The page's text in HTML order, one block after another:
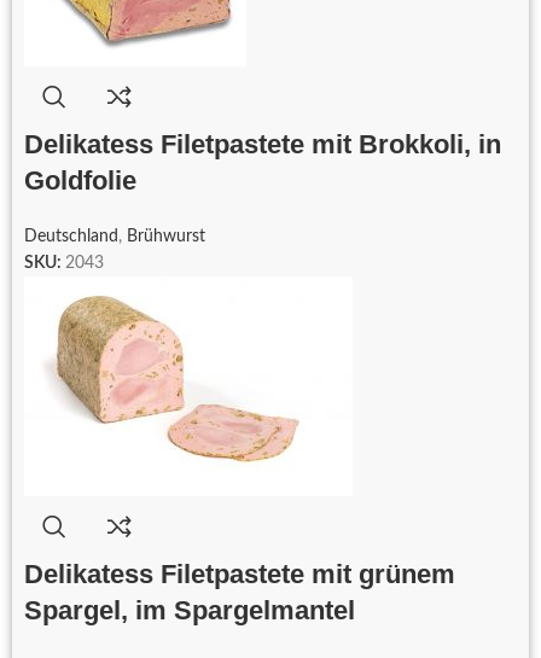
Delikatess Filetpastete mit Brokkoli, in
Goldfolie
Deutschland , Brühwurst
SKU: 2043
Delikatess Filetpastete mit grünem
Spargel, im Spargelmantel